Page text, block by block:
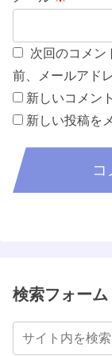
次回のコメン
前、メールアド
新しいコメン
新しい投稿を
検索フォーム